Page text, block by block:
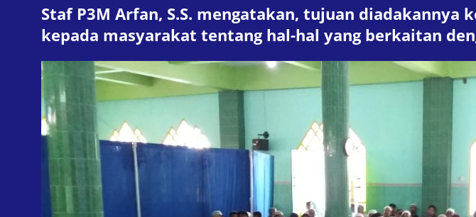
Staf P3M Arfan, S.S. mengatakan, tujuan
kepada masyarakat tentang hal-hal yang berkaitan